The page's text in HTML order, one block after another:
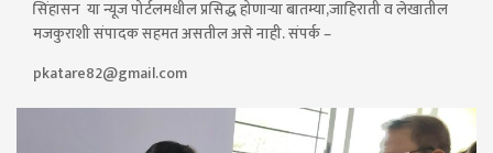
सिंहासन या न्यूज पोर्टलमधील प्रसिद्ध होणाऱ्या बातम्या,जाहिराती व लेखातील
मजकुराशी संपादक सहमत असतील असे नाही. संपर्क –
pkatare82@gmail.com